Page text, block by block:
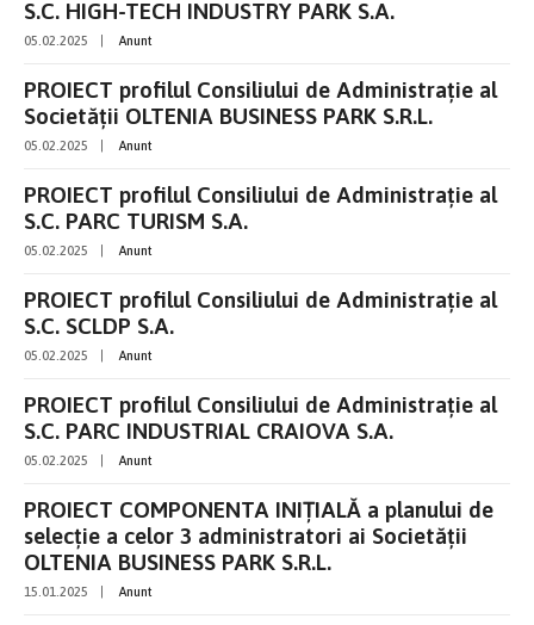
S.C. HIGH-TECH INDUSTRY PARK S.A.
05.02.2025 Anunt
PROIECT profilul Consiliului de Administrație al
Societății OLTENIA BUSINESS PARK S.R.L.
05.02.2025 Anunt
PROIECT profilul Consiliului de Administrație al
S.C. PARC TURISM S.A.
05.02.2025 Anunt
PROIECT profilul Consiliului de Administrație al
S.C. SCLDP S.A.
05.02.2025 Anunt
PROIECT profilul Consiliului de Administrație al
S.C. PARC INDUSTRIAL CRAIOVA S.A.
05.02.2025 Anunt
PROIECT COMPONENTA INIȚIALĂ a planului de
selecție a celor 3 administratori ai Societății
OLTENIA BUSINESS PARK S.R.L.
15.01.2025 Anunt